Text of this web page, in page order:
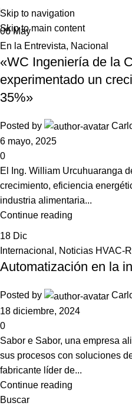
Skip to navigation
Skip to main content
06May
En la Entrevista, Nacional
«WC Ingeniería de la
experimentado un
35%»
Posted by
6 mayo, 2025
0
El Ing. William Urcuhuaranga
crecimiento, eficiencia
industria alimentaria...
Continue reading
18 Dic
Internacional , Noticias HVAC-R
Automatización en la
Posted by
18 diciembre, 2024
0
Sabor e Sabor, una empresa
sus procesos con soluciones
fabricante líder de...
Continue reading
Buscar